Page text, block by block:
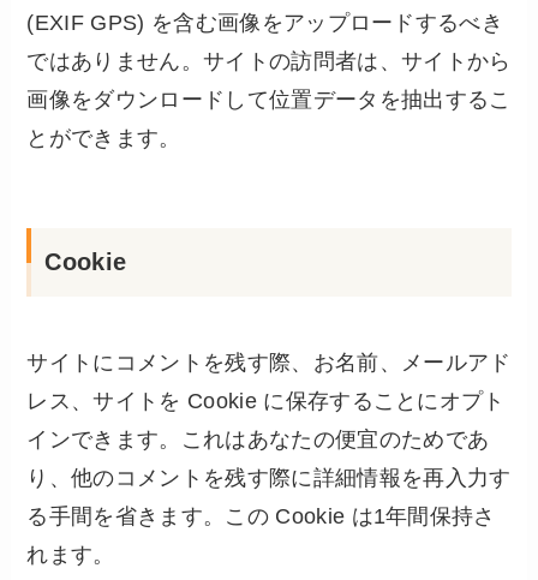
(EXIF GPS) を含む画像をアップロードするべき
ではありません。サイトの訪問者は、サイトから
画像をダウンロードして位置データを抽出するこ
とができます。
Cookie
サイトにコメントを残す際、お名前、メールアド
レス、サイトを Cookie に保存することにオプト
インできます。これはあなたの便宜のためであ
り、他のコメントを残す際に詳細情報を再入力す
る手間を省きます。この Cookie は1年間保持さ
れます。